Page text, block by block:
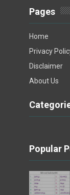
Pages
Home
Privacy
Disclaimer
About Us
Popular